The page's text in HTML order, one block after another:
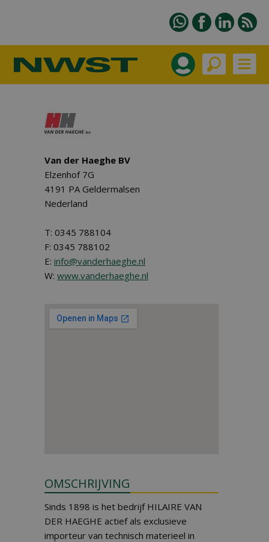
Van der Haeghe BV
Elzenhof 7G
4191 PA Geldermalsen
Nederland
T: 0345 788104
F: 0345 788102
E: info@vanderhaeghe.nl
W: www.vanderhaeghe.nl
OMSCHRIJVING
Sinds 1898 is het bedrijf HILAIRE VAN
DER HAEGHE actief als exclusieve
importeur van technisch materieel in